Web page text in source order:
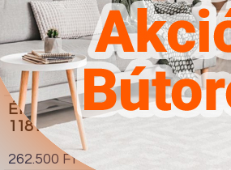
Étkezőgarnitúra Dallas
1181 (Szürke Fekete)
262.500 Ft